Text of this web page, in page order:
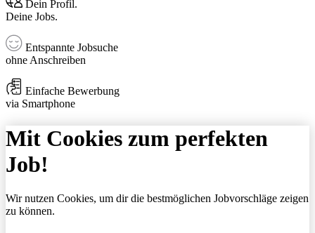
Dein Profil.
Deine Jobs.
Entspannte Jobsuche
ohne Anschreiben
Einfache Bewerbung
via Smartphone
Mit Cookies zum perfekten
Job!
Wir nutzen Cookies, um dir die bestmöglichen Jobvorschläge zeigen
zu können.